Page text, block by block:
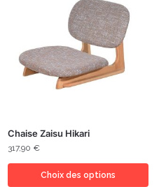
Chaise Zaisu Hikari
317,90 €
Choix des options